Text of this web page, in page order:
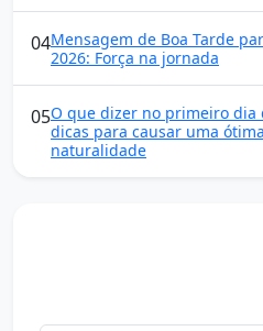
04Mensagem de Boa Tarde
2026: Força na jornada
05O que dizer no primeiro dia
dicas para causar uma
naturalidade